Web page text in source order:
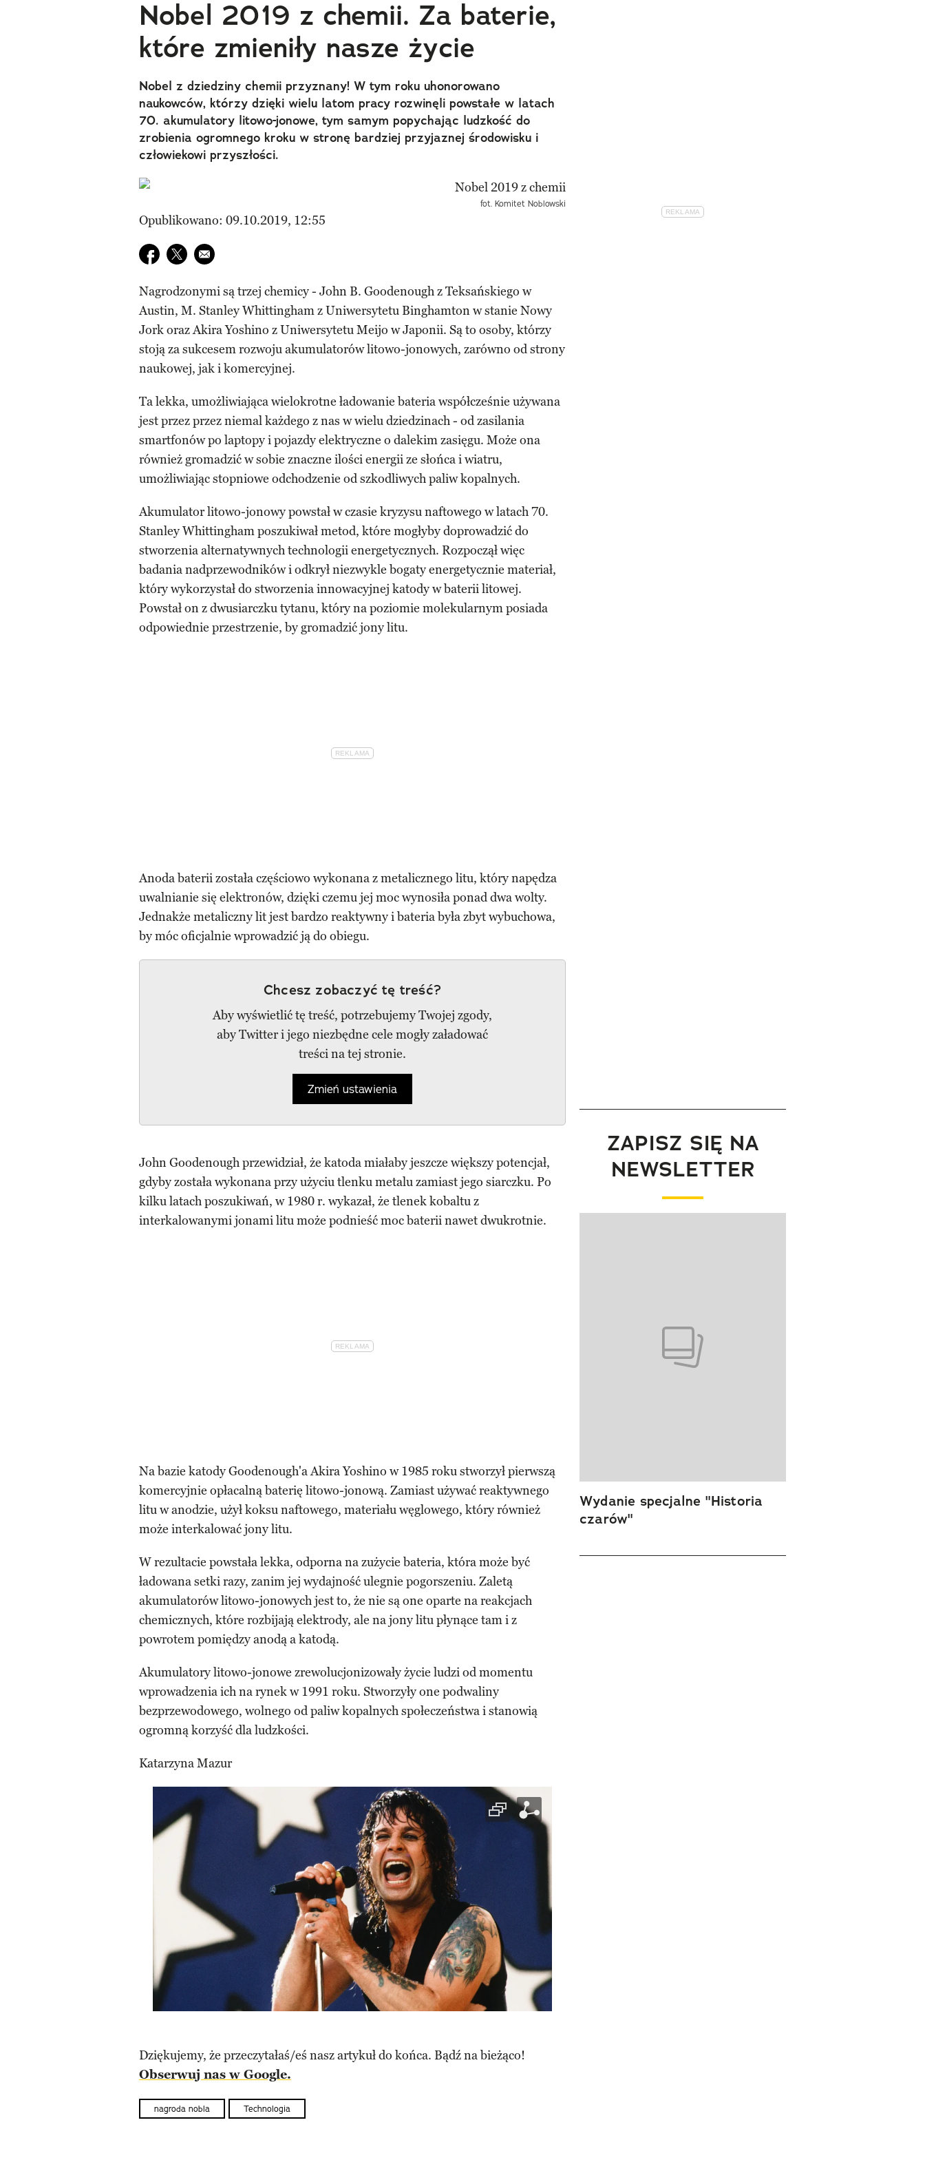
Nobel 2019 z chemii. Za baterie,
które zmieniły nasze życie
Nobel z dziedziny chemii przyznany! W tym roku uhonorowano
naukowców, którzy dzięki wielu latom pracy rozwinęli powstałe w latach
70. akumulatory litowo-jonowe, tym samym popychając ludzkość do
zrobienia ogromnego kroku w stronę bardziej przyjaznej środowisku i
człowiekowi przyszłości.
fot. Komitet Noblowski
Opublikowano: 09.10.2019, 12:55
Udostępnij na facebook
Udostępnij na twitter
E-mail do przyjaciela
Nagrodzonymi są trzej chemicy - John B. Goodenough z Teksańskiego w
Austin, M. Stanley Whittingham z Uniwersytetu Binghamton w stanie Nowy
Jork oraz Akira Yoshino z Uniwersytetu Meijo w Japonii. Są to osoby, którzy
stoją za sukcesem rozwoju akumulatorów litowo-jonowych, zarówno od strony
naukowej, jak i komercyjnej.
Ta lekka, umożliwiająca wielokrotne ładowanie bateria współcześnie używana
jest przez przez niemal każdego z nas w wielu dziedzinach - od zasilania
smartfonów po laptopy i pojazdy elektryczne o dalekim zasięgu. Może ona
również gromadzić w sobie znaczne ilości energii ze słońca i wiatru,
umożliwiając stopniowe odchodzenie od szkodliwych paliw kopalnych.
Akumulator litowo-jonowy powstał w czasie kryzysu naftowego w latach 70.
Stanley Whittingham poszukiwał metod, które mogłyby doprowadzić do
stworzenia alternatywnych technologii energetycznych. Rozpoczął więc
badania nadprzewodników i odkrył niezwykle bogaty energetycznie materiał,
który wykorzystał do stworzenia innowacyjnej katody w baterii litowej.
Powstał on z dwusiarczku tytanu, który na poziomie molekularnym posiada
odpowiednie przestrzenie, by gromadzić jony litu.
Anoda baterii została częściowo wykonana z metalicznego litu, który napędza
uwalnianie się elektronów, dzięki czemu jej moc wynosiła ponad dwa wolty.
Jednakże metaliczny lit jest bardzo reaktywny i bateria była zbyt wybuchowa,
by móc oficjalnie wprowadzić ją do obiegu.
Chcesz zobaczyć tę treść?
Aby wyświetlić tę treść, potrzebujemy Twojej zgody,
aby Twitter i jego niezbędne cele mogły załadować
treści na tej stronie.
Zmień ustawienia
John Goodenough przewidział, że katoda miałaby jeszcze większy potencjał,
gdyby została wykonana przy użyciu tlenku metalu zamiast jego siarczku. Po
kilku latach poszukiwań, w 1980 r. wykazał, że tlenek kobaltu z
interkalowanymi jonami litu może podnieść moc baterii nawet dwukrotnie.
Na bazie katody Goodenough'a Akira Yoshino w 1985 roku stworzył pierwszą
komercyjnie opłacalną baterię litowo-jonową. Zamiast używać reaktywnego
litu w anodzie, użył koksu naftowego, materiału węglowego, który również
może interkalować jony litu.
W rezultacie powstała lekka, odporna na zużycie bateria, która może być
ładowana setki razy, zanim jej wydajność ulegnie pogorszeniu. Zaletą
akumulatorów litowo-jonowych jest to, że nie są one oparte na reakcjach
chemicznych, które rozbijają elektrody, ale na jony litu płynące tam i z
powrotem pomiędzy anodą a katodą.
Akumulatory litowo-jonowe zrewolucjonizowały życie ludzi od momentu
wprowadzenia ich na rynek w 1991 roku. Stworzyły one podwaliny
bezprzewodowego, wolnego od paliw kopalnych społeczeństwa i stanowią
ogromną korzyść dla ludzkości.
Katarzyna Mazur
Dziękujemy, że przeczytałaś/eś nasz artykuł do końca. Bądź na bieżąco!
Obserwuj nas w Google.
nagroda nobla Technologia
ZAPISZ SIĘ NA
NEWSLETTER
Wydanie specjalne "Historia
czarów"